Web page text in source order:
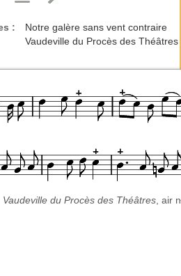
:
Notre galère sans vent contraire
Vaudeville du Procès des Théâtres
Vaudeville du Procès des Théâtres, air n